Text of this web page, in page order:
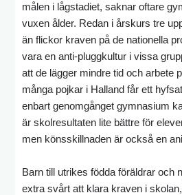
målen i lågstadiet, saknar oftare
vuxen ålder. Redan i årskurs tre
än flickor kraven på de nationella
vara en anti-pluggkultur i vissa
att de lägger mindre tid och arbete
många pojkar i Halland får ett
enbart genomgånget gymnasium
är skolresultaten lite bättre för
men könsskillnaden är också en
Barn till utrikes födda föräldrar och
extra svårt att klara kraven i